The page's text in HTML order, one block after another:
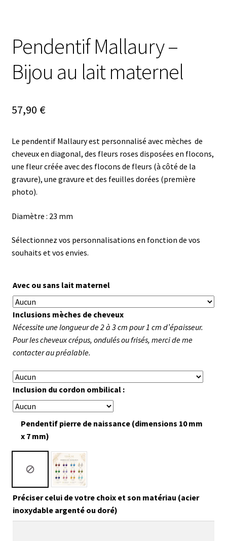
Pendentif Mallaury –
Bijou au lait maternel
57,90 €
Le pendentif Mallaury est personnalisé avec mèches de
cheveux en diagonal, des fleurs roses disposées en flocons,
une fleur créée avec des flocons de fleurs (à côté de la
gravure), une gravure et des feuilles dorées (première
photo).
Diamètre : 23 mm
Sélectionnez vos personnalisations en fonction de vos
souhaits et vos envies.
Avec ou sans lait maternel
Inclusions mèches de cheveux
Nécessite une longueur de 2 à 3 cm pour 1 cm d’épaisseur.
Pour les cheveux crépus, ondulés ou frisés, merci de me
contacter au préalable.
Inclusion du cordon ombilical :
Pendentif pierre de naissance (dimensions 10 mm
x 7 mm)
Préciser celui de votre choix et son matériau (acier
inoxydable argenté ou doré)